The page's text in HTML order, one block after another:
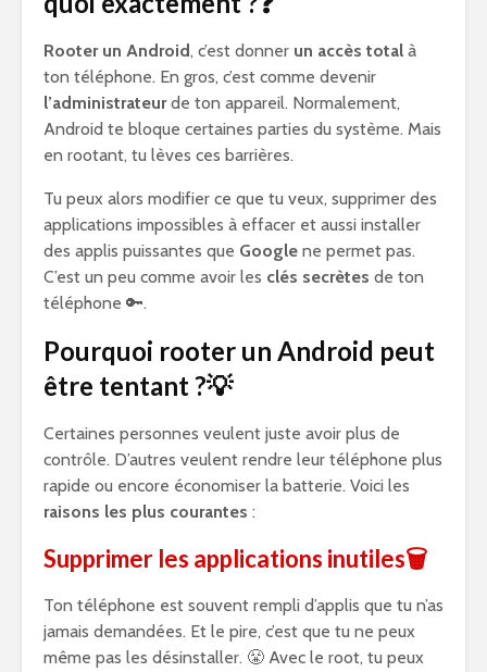
Rooter un Android, c’est donner un accès total à
ton téléphone. En gros, c’est comme devenir
l’administrateurde ton appareil. Normalement,
Android te bloque certaines parties du système. Mais
en rootant, tu lèves ces barrières.
Tu peux alors modifier ce que tu veux, supprimer des
applications impossibles à effacer et aussi installer
des applis puissantes que Google ne permet pas.
C’est un peu comme avoir les clés secrètes de ton
téléphone 🔑.
Pourquoi rooter un Android peut
être tentant ?💡
Certaines personnes veulent juste avoir plus de
contrôle. D’autres veulent rendre leur téléphone plus
rapide ou encore économiser la batterie. Voici les
raisons les plus courantes :
Supprimer les applications inutiles🗑️
Ton téléphone est souvent rempli d’applis que tu n’as
jamais demandées. Et le pire, c’est que tu ne peux
même pas les désinstaller. 😤 Avec le root, tu peux